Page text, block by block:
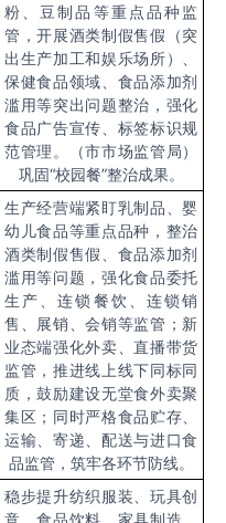
粉、豆制品等重点品种监
管，开展酒类制假售假（突
出生产加工和娱乐场所）、
保健食品领域、食品添加剂
滥用等突出问题整治，强化
食品广告宣传、标签标识规
范管理。（市市场监管局）
巩固“校园餐”整治成果。
生产经营端紧盯乳制品、婴
幼儿食品等重点品种，整治
酒类制假售假、食品添加剂
滥用等问题，强化食品委托
生产、连锁餐饮、连锁销
售、展销、会销等监管；新
业态端强化外卖、直播带货
监管，推进线上线下同标同
质，鼓励建设无堂食外卖聚
集区；同时严格食品贮存、
运输、寄递、配送与进口食
品监管，筑牢各环节防线。
稳步提升纺织服装、玩具创